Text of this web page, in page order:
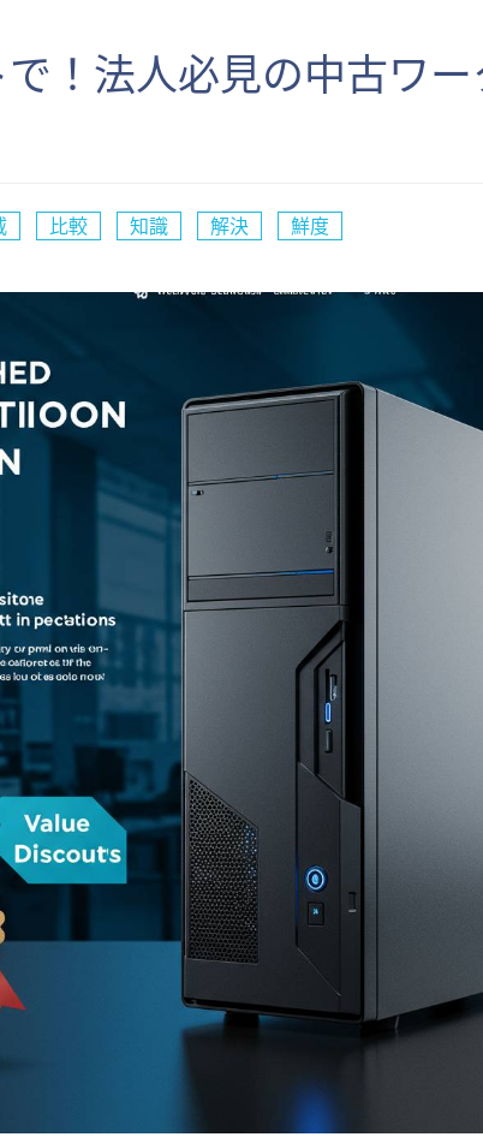
！法人必見の中古ワ
比較 知識 解決 鮮度